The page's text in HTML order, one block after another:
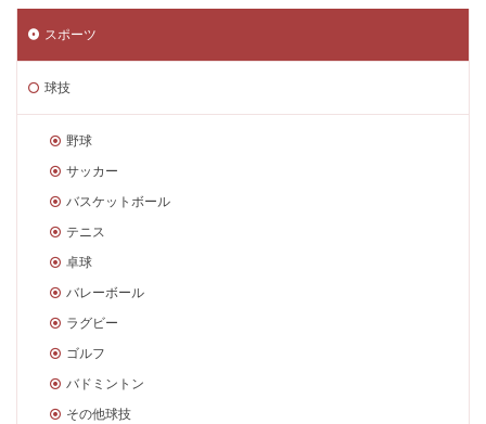
スポーツ
球技
野球
サッカー
バスケットボール
テニス
卓球
バレーボール
ラグビー
ゴルフ
バドミントン
その他球技